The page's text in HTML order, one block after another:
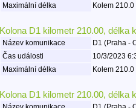
Maximální délka
Kolem
Kolona D1 kilometr 210.00, délka
Název komunikace
D1 (Praha -
Čas události
10/3/2023
Maximální délka
Kolem
Kolona D1 kilometr 210.00, délka